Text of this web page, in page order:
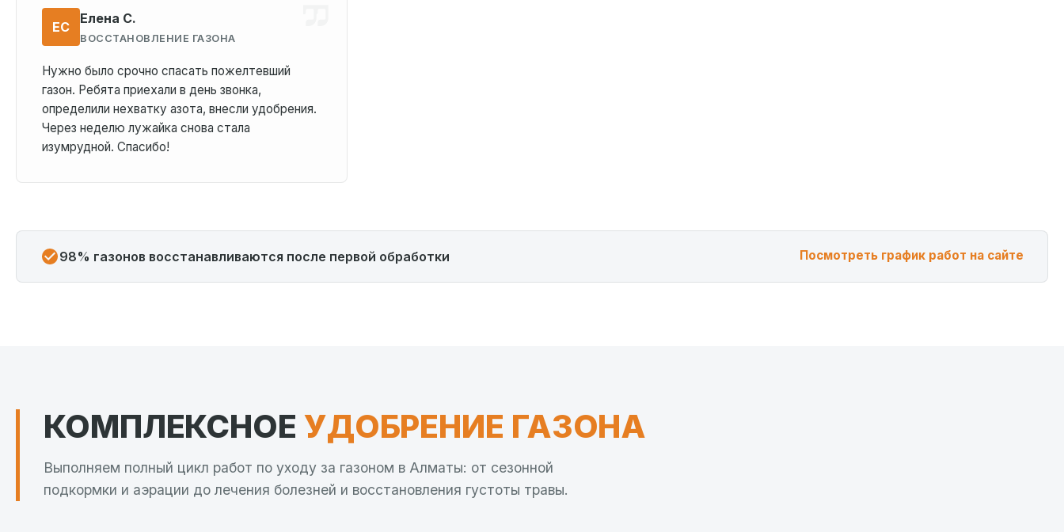
ЕС
Елена С.
ВОССТАНОВЛЕНИЕ ГАЗОНА
Нужно было срочно спасать пожелтевший
газон. Ребята приехали в день звонка,
определили нехватку азота, внесли удобрения.
Через неделю лужайка снова стала
изумрудной. Спасибо!
98% газонов восстанавливаются после первой обработки Посмотреть график работ на сайте
КОМПЛЕКСНОЕ УДОБРЕНИЕ ГАЗОНА
Выполняем полный цикл работ по уходу за газоном в Алматы: от сезонной
подкормки и аэрации до лечения болезней и восстановления густоты травы.